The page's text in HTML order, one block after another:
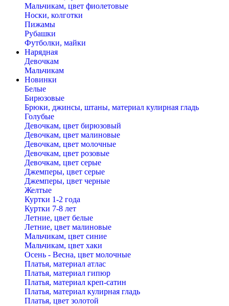
Мальчикам, цвет фиолетовые
Носки, колготки
Пижамы
Рубашки
Футболки, майки
Нарядная
Девочкам
Мальчикам
Новинки
Белые
Бирюзовые
Брюки, джинсы, штаны, материал кулирная гладь
Голубые
Девочкам, цвет бирюзовый
Девочкам, цвет малиновые
Девочкам, цвет молочные
Девочкам, цвет розовые
Девочкам, цвет серые
Джемперы, цвет серые
Джемперы, цвет черные
Желтые
Куртки 1-2 года
Куртки 7-8 лет
Летние, цвет белые
Летние, цвет малиновые
Мальчикам, цвет синие
Мальчикам, цвет хаки
Осень - Весна, цвет молочные
Платья, материал атлас
Платья, материал гипюр
Платья, материал креп-сатин
Платья, материал кулирная гладь
Платья, цвет золотой